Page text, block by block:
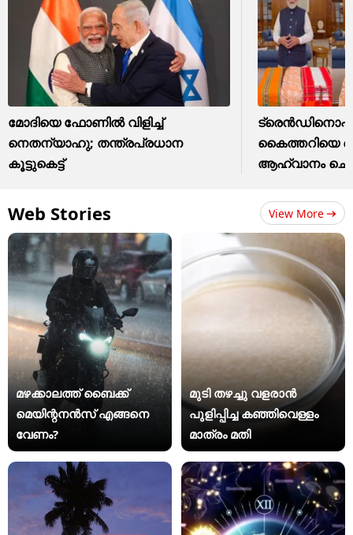
മോദിയെ ഫോണിൽ വിളിച്ച്
നെതന്യാഹു; തന്ത്രപ്രധാന
കൂട്ടുകെട്ട്
കൈത്തറിയെ
ആഹ്വാനം
Web Stories View More
മഴക്കാലത്ത് ബൈക്ക്
മെയിന്റനൻസ് എങ്ങനെ
വേണം?
മുടി തഴച്ചു വളരാൻ
പുളിപ്പിച്ച കഞ്ഞിവെള്ളം
മാത്രം മതി